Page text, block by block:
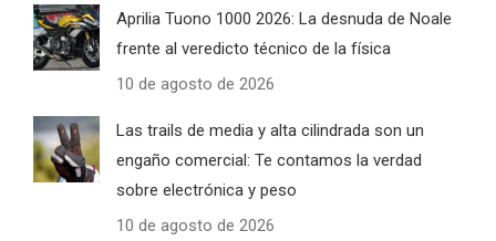
Aprilia Tuono 1000 2026: La desnuda de Noale
frente al veredicto técnico de la física
10 de agosto de 2026
Las trails de media y alta cilindrada son un
engaño comercial: Te contamos la verdad
sobre electrónica y peso
10 de agosto de 2026